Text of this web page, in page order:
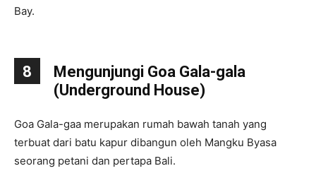
Bay.
8
Mengunjungi Goa Gala-gala
(Underground House)
Goa Gala-gaa merupakan rumah bawah tanah yang
terbuat dari batu kapur dibangun oleh Mangku Byasa
seorang petani dan pertapa Bali.